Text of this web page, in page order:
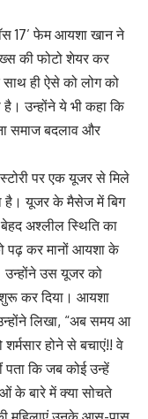
17’ फेम आयशा खान ने
की फोटो शेयर कर
ही ऐसे को लोग को
उन्होंने ये भी कहा कि
समाज बदलाव और
पर एक यूजर से मिले
है। यूजर के मैसेज में बिग
अश्लील स्थिति का
पढ़ कर मानों आयशा के
उन्होंने उस यूजर को
शुरू कर दिया। आयशा
लिखा, “अब समय आ
होने से बचाएं!! वे
कि जब कोई उन्हें
के बारे में क्या सोचते